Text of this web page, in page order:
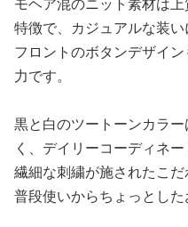
特徴で、カジュアルな装い
フロントのボタンデザイ
力です。
黒と白のツートーンカラ
く、デイリーコーディネ
繊細な刺繍が施されたこだ
普段使いからちょっとした